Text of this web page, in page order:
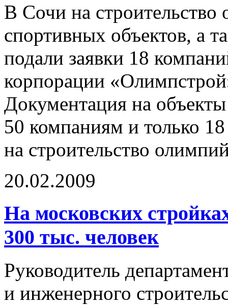
В Сочи на
спортивных объектов, а
подали заявки 18
корпорации
Документация на
50 компаниям и только
на строительство
20.02.2009
На московских
300 тыс. человек
Руководитель
и инженерного